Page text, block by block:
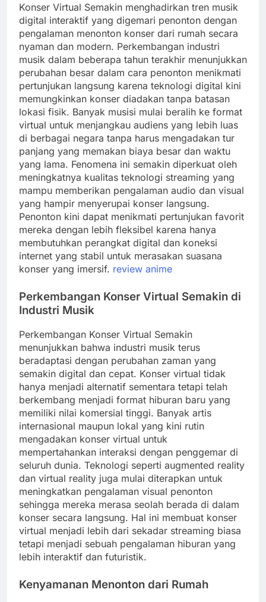
Konser Virtual Semakin menghadirkan tren musik
digital interaktif yang digemari penonton dengan
pengalaman menonton konser dari rumah secara
nyaman dan modern. Perkembangan industri
musik dalam beberapa tahun terakhir menunjukkan
perubahan besar dalam cara penonton menikmati
pertunjukan langsung karena teknologi digital kini
memungkinkan konser diadakan tanpa batasan
lokasi fisik. Banyak musisi mulai beralih ke format
virtual untuk menjangkau audiens yang lebih luas
di berbagai negara tanpa harus mengadakan tur
panjang yang memakan biaya besar dan waktu
yang lama. Fenomena ini semakin diperkuat oleh
meningkatnya kualitas teknologi streaming yang
mampu memberikan pengalaman audio dan visual
yang hampir menyerupai konser langsung.
Penonton kini dapat menikmati pertunjukan favorit
mereka dengan lebih fleksibel karena hanya
membutuhkan perangkat digital dan koneksi
internet yang stabil untuk merasakan suasana
konser yang imersif. review anime
Perkembangan Konser Virtual Semakin di
Industri Musik
Perkembangan Konser Virtual Semakin
menunjukkan bahwa industri musik terus
beradaptasi dengan perubahan zaman yang
semakin digital dan cepat. Konser virtual tidak
hanya menjadi alternatif sementara tetapi telah
berkembang menjadi format hiburan baru yang
memiliki nilai komersial tinggi. Banyak artis
internasional maupun lokal yang kini rutin
mengadakan konser virtual untuk
mempertahankan interaksi dengan penggemar di
seluruh dunia. Teknologi seperti augmented reality
dan virtual reality juga mulai diterapkan untuk
meningkatkan pengalaman visual penonton
sehingga mereka merasa seolah berada di dalam
konser secara langsung. Hal ini membuat konser
virtual menjadi lebih dari sekadar streaming biasa
tetapi menjadi sebuah pengalaman hiburan yang
lebih interaktif dan futuristik.
Kenyamanan Menonton dari Rumah